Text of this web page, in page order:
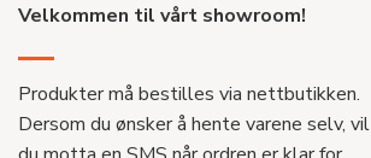
Velkommen til vårt showroom!
Produkter må bestilles via nettbutikken.
Dersom du ønsker å hente varene selv, vil